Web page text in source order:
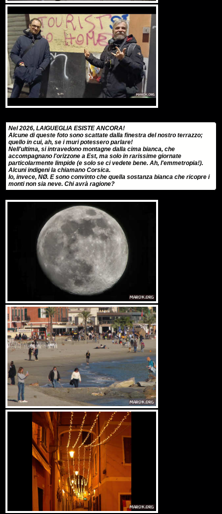
Nel 2026, LAIGUEGLIA ESISTE ANCORA!
Alcune di queste foto sono scattate dalla finestra del nostro terrazzo;
quello in cui, ah, se i muri potessero parlare!
Nell'ultima, si intravedono montagne dalla cima bianca, che
accompagnano l'orizzone a Est, ma solo in rarissime giornate
particolarmente limpide (e solo se ci vedete bene. Ah, l'emmetropia!).
Alcuni indigeni la chiamano Corsica.
Io, invece, NØ. E sono convinto che quella sostanza bianca che ricopre i
monti non sia neve. Chi avrà ragione?